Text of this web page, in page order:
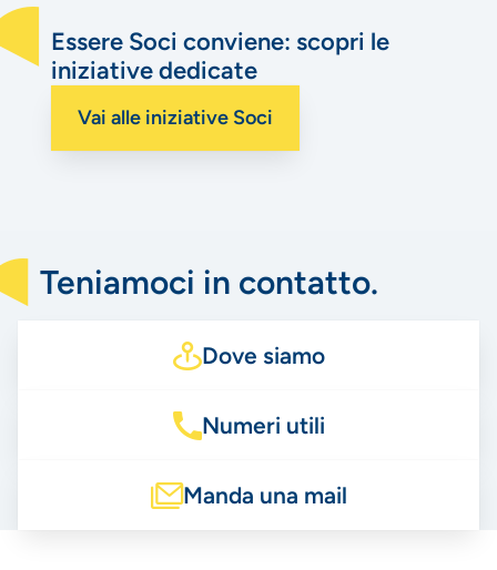
Essere Soci conviene: scopri le
iniziative dedicate
Vai alle iniziative Soci
Teniamoci in contatto.
Dove siamo
Numeri utili
Manda una mail